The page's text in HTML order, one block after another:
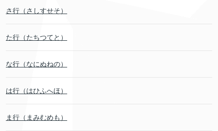
さ行（さしすせそ）
た行（たちつてと）
な行（なにぬねの）
は行（はひふへほ）
ま行（まみむめも）